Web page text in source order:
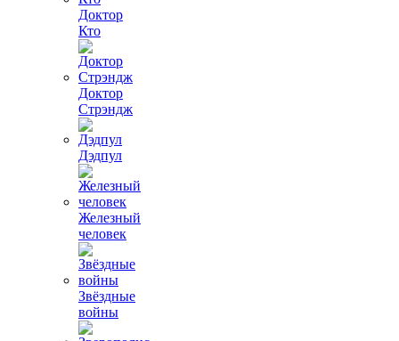
Доктор
Кто
Доктор
Стрэндж
Дэдпул
Железный
человек
Звёздные
войны